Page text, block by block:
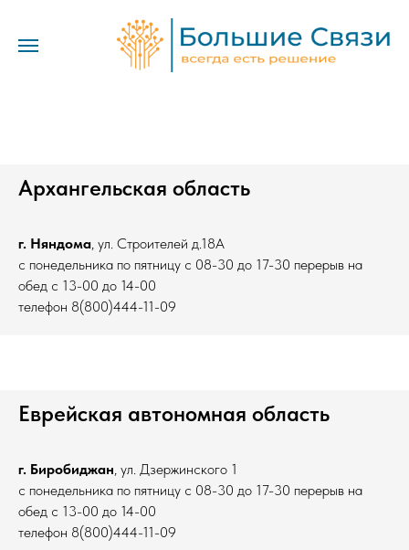
Архангельская область
г. Няндома, ул. Строителей д.18А
с понедельника по пятницу с 08-30 до 17-30 перерыв на
обед с 13-00 до 14-00
телефон 8(800)444-11-09
Еврейская автономная область
г. Биробиджан, ул. Дзержинского 1
с понедельника по пятницу с 08-30 до 17-30 перерыв на
обед с 13-00 до 14-00
телефон 8(800)444-11-09